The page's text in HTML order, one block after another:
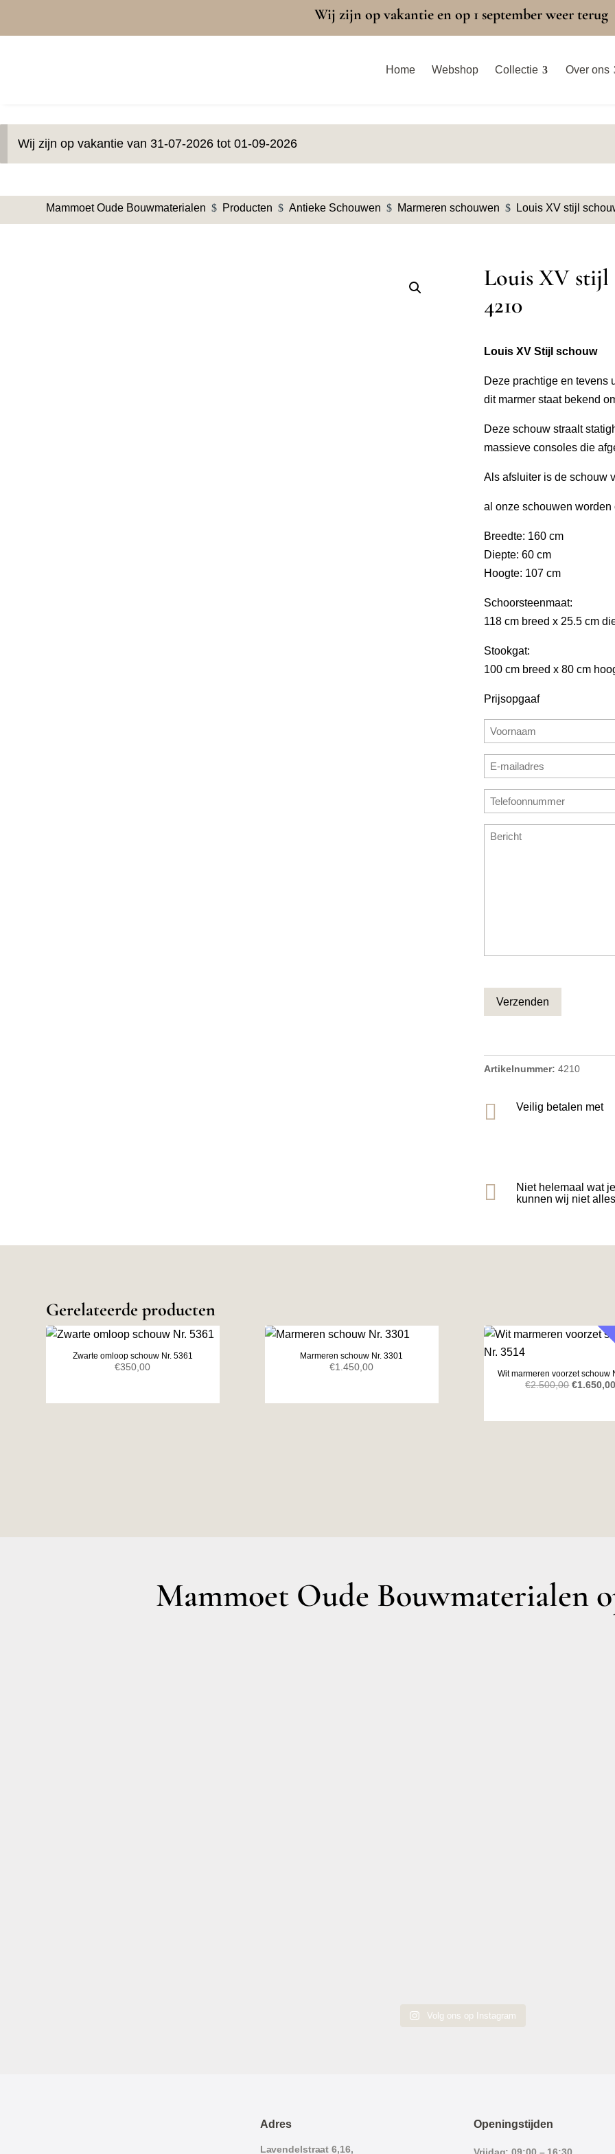
Wij zijn op vakantie en op 1 september weer terug
Home Webshop Collectie Over ons
Wij zijn op vakantie van 31-07-2026 tot 01-09-2026
Mammoet Oude Bouwmaterialen $ Producten $ Antieke Schouwen $ Marmeren schouwen $ Louis XV stijl
Louis XV stijl
4210
Louis XV Stijl schouw
Deze prachtige en tevens
dit marmer staat bekend
Deze schouw straalt
massieve consoles die
Als afsluiter is de schouw
al onze schouwen
Breedte: 160 cm
Diepte: 60 cm
Hoogte: 107 cm
Schoorsteenmaat:
118 cm breed x 25.5 cm
Stookgat:
100 cm breed x 80 cm
Prijsopgaaf
Naam
Voornaam
E-
mailadres
(Vereist)
E-
mailadres
invoeren
Telefoonnummer
Bericht
Artikelnummer: 4210
 Veilig betalen met

Niet helemaal wat
kunnen wij niet
Gerelateerde producten
Zwarte omloop schouw Nr. 5361
€350,00
Marmeren schouw Nr. 3301
€1.450,00
Wit marmeren voorzet schouw
€2.500,00
was:
€1.650,00
Mammoet Oude Bouwmaterialen
Volg ons op Instagram
Adres
Lavendelstraat 6,16,
Openingstijden